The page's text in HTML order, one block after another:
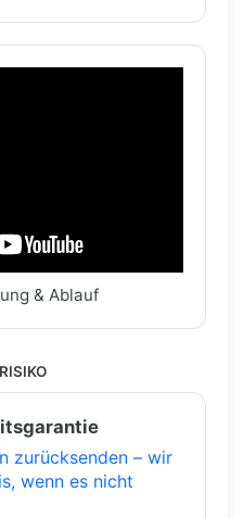
& Ablauf
zurücksenden – wir
wenn es nicht